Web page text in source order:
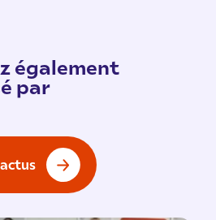
également
par